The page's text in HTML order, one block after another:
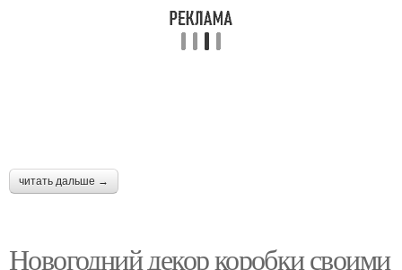
читать дальше →
Новогодний декор коробки своими